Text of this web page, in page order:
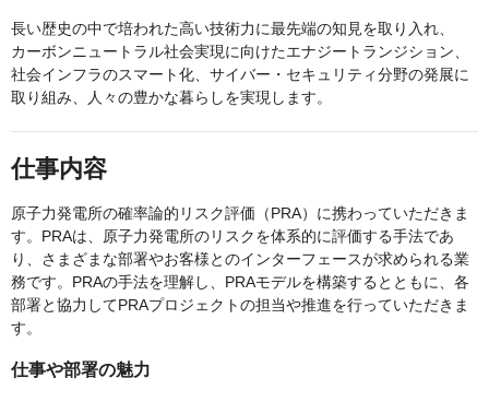
長い歴史の中で培われた高い技術力に最先端の知見を取り入れ、
カーボンニュートラル社会実現に向けたエナジートランジション、
社会インフラのスマート化、サイバー・セキュリティ分野の発展に
取り組み、人々の豊かな暮らしを実現します。
仕事内容
原子力発電所の確率論的リスク評価（PRA）に携わっていただきま
す。PRAは、原子力発電所のリスクを体系的に評価する手法であ
り、さまざまな部署やお客様とのインターフェースが求められる業
務です。PRAの手法を理解し、PRAモデルを構築するとともに、各
部署と協力してPRAプロジェクトの担当や推進を行っていただきま
す。
仕事や部署の魅力